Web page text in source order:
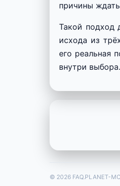
причины
Такой подход
исхода из
его реальная
внутри выбора.
© 2026 FAQ.PLANET-